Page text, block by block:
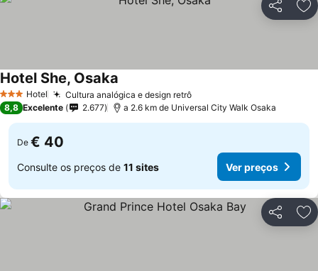
Partilhar
3 EstrelasHotel Cultura analógica e design retrô
Hotel She, Osaka
8,8 Excelente 2.677 a 2.6 km de Universal City Walk Osaka
De € 40
Consulte os preços de 11 sites Ver preços
Partilhar